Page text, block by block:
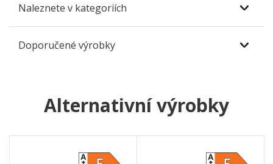
Naleznete v kategoriích
Doporučené výrobky
Alternativní výrobky